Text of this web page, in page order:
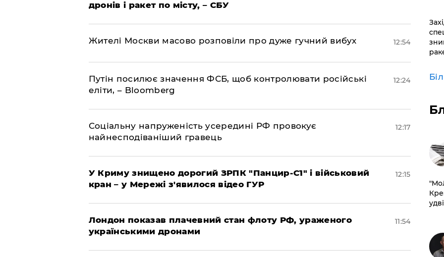
дронів і ракет по місту, – СБУ
Жителі Москви масово розповіли про дуже гучний вибух 12:54
Путін посилює значення ФСБ, щоб контролювати російські
еліти, – Bloomberg
12:24
Соціальну напруженість усередині РФ провокує
найнесподіваніший гравець
12:17
У Криму знищено дорогий ЗРПК "Панцир-С1" і військовий
кран – у Мережі з'явилося відео ГУР
12:15
Лондон показав плачевний стан флоту РФ, ураженого
українськими дронами
11:54